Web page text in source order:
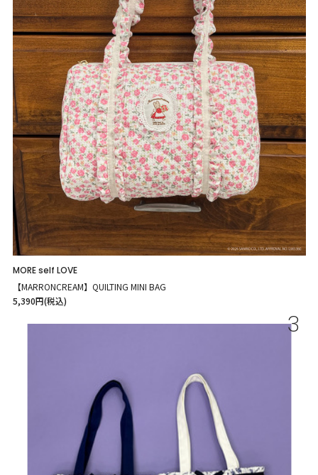
MORE self LOVE
【MARRONCREAM】QUILTING MINI BAG
5,390円(税込)
3